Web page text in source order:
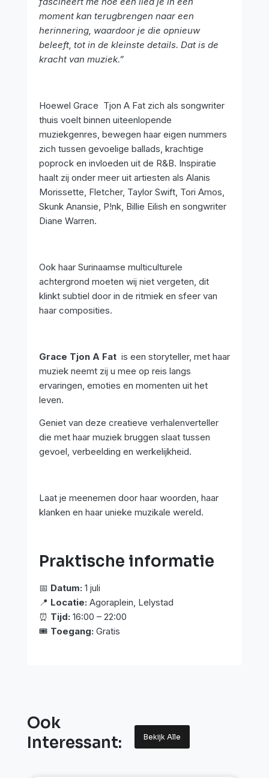
moment kan terugbrengen naar een
herinnering, waardoor je die opnieuw
beleeft, tot in de kleinste details. Dat is de
kracht van muziek.”
Hoewel Grace Tjon A Fat zich als songwriter
thuis voelt binnen uiteenlopende
muziekgenres, bewegen haar eigen nummers
zich tussen gevoelige ballads, krachtige
poprock en invloeden uit de R&B. Inspiratie
haalt zij onder meer uit artiesten als Alanis
Morissette, Fletcher, Taylor Swift, Tori Amos,
Skunk Anansie, P!nk, Billie Eilish en songwriter
Diane Warren.
Ook haar Surinaamse multiculturele
achtergrond moeten wij niet vergeten, dit
klinkt subtiel door in de ritmiek en sfeer van
haar composities.
Grace Tjon A Fat is een storyteller, met haar
muziek neemt zij u mee op reis langs
ervaringen, emoties en momenten uit het
leven.
Geniet van deze creatieve verhalenverteller
die met haar muziek bruggen slaat tussen
gevoel, verbeelding en werkelijkheid.
Laat je meenemen door haar woorden, haar
klanken en haar unieke muzikale wereld.
Praktische informatie
📅 Datum: 1 juli
📍 Locatie: Agoraplein, Lelystad
⏰ Tijd: 16:00 – 22:00
🎟️ Toegang: Gratis
Ook
Interessant:
Bekijk Alle